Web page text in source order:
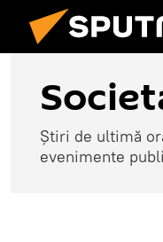
Știri de ultimă
evenimente